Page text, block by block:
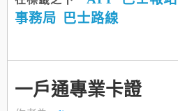
事務局 巴士路線
一戶通專業卡證